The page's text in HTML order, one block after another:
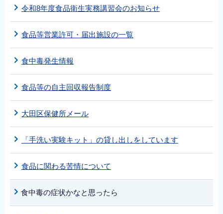
令和8年度食品衛生実務講習会のお知らせ
食品等営業許可・届出施設の一覧
食中毒発生情報
食品等の自主回収報告制度
大田区保健所メール
「手洗い実験キット」の貸し出しをしています
食品に関わる苦情について
食中毒の症状かなと思ったら